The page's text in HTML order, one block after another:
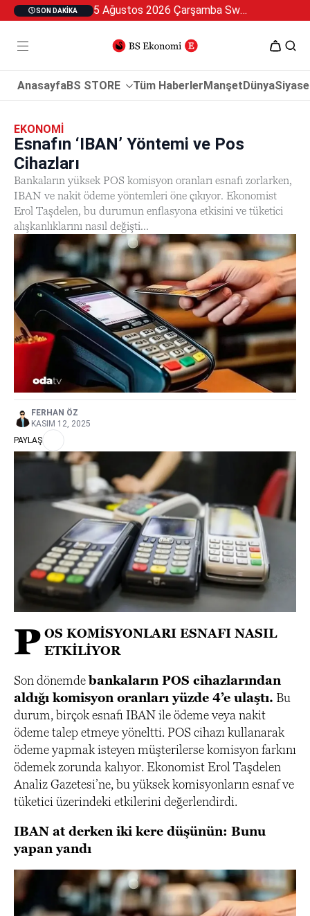
SON DAKIKA 5 Ağustos 2026 Çarşamba Swan Özel 2
AnasayfaBS STORE Tüm HaberlerManşetDünya
EKONOMI
Esnafın ‘IBAN’ Yöntemi ve Pos
Cihazları
Bankaların yüksek POS komisyon oranları esnafı zorlarken,
IBAN ve nakit ödeme yöntemleri öne çıkıyor. Ekonomist
Erol Taşdelen, bu durumun enflasyona etkisini ve tüketici
alışkanlıklarını nasıl değişti...
FERHAN ÖZ
KASIM 12, 2025
PAYLAŞ
P OS KOMİSYONLARI ESNAFI NASIL
ETKİLİYOR
Son dönemdebankaların POS cihazlarından
aldığı komisyon oranları yüzde 4’e ulaştı. Bu
durum, birçok esnafı IBAN ile ödeme veya nakit
ödeme talep etmeye yöneltti. POS cihazı kullanarak
ödeme yapmak isteyen müşterilerse komisyon farkını
ödemek zorunda kalıyor. Ekonomist Erol Taşdelen
Analiz Gazetesi’ne, bu yüksek komisyonların esnaf ve
tüketici üzerindeki etkilerini değerlendirdi.
IBAN at derken iki kere düşünün: Bunu
yapan yandı